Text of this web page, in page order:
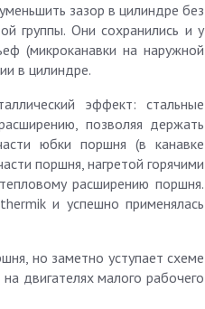
зазор в цилиндре без
группы. Они сохранились и у
(микроканавки на наружной
в цилиндре.
эффект: стальные
позволяя держать
юбки поршня (в канавке
поршня, нагретой горячими
расширению поршня.
и успешно применялась
но заметно уступает схеме
двигателях малого рабочего